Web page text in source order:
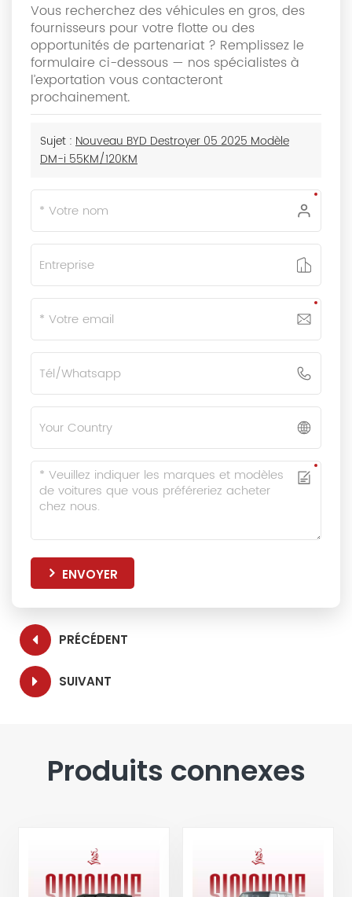
Vous recherchez des véhicules en gros, des
fournisseurs pour votre flotte ou des
opportunités de partenariat ? Remplissez le
formulaire ci-dessous — nos spécialistes à
l’exportation vous contacteront
prochainement.
Sujet : Nouveau BYD Destroyer 05 2025 Modèle
DM-i 55KM/120KM
ENVOYER
PRÉCÉDENT
SUIVANT
Produits connexes